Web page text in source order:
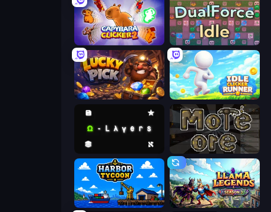
Capybara Clicker 2 DualForce Idle
Lucky Pick Idle Clicker Runner
Omega Layers More Ore
Harbor Tycoon Llama Legends